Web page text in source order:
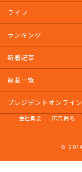
ライフ
ランキング
新着記事
連載一覧
プレジデントオンライン
会社概要 広告掲載
©